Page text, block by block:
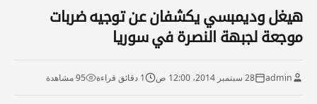
هيغل وديمبسي يكشفان عن توجيه ضربات
موجعة لجبهة النصرة في سوريا
admin 28 سبتمبر 2014، 12:00 ص 1 دقائق قراءة 95 مشاهدة